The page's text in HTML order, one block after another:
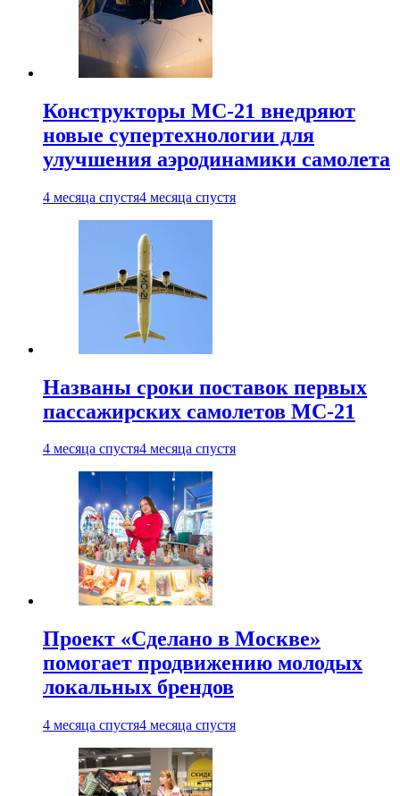
Конструкторы МС-21 внедряют
новые супертехнологии для
улучшения аэродинамики самолета
4 месяца спустя4 месяца спустя
Названы сроки поставок первых
пассажирских самолетов МС-21
4 месяца спустя4 месяца спустя
Проект «Сделано в Москве»
помогает продвижению молодых
локальных брендов
4 месяца спустя4 месяца спустя